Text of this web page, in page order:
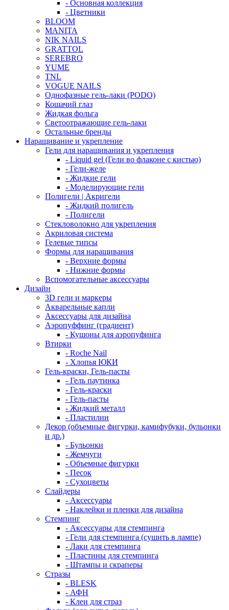
- Основная коллекция
- Цветники
BLOOM
MANITA
NIK NAILS
GRATTOL
SEREBRO
YUME
TNL
VOGUE NAILS
Однофазные гель-лаки (PODO)
Кошачий глаз
Жидкая фольга
Светоотражающие гель-лаки
Остальные бренды
Наращивание и укрепление
Гели для наращивания и укрепления
- Liquid gel (Гели во флаконе с кистью)
- Гели-желе
- Жидкие гели
- Моделирующие гели
Полигели | Акригели
- Жидкий полигель
- Полигели
Стекловолокно для укрепления
Акриловая система
Гелевые типсы
Формы для наращивания
- Верхние формы
- Нижние формы
Вспомогательные аксессуары
Дизайн
3D гели и маркеры
Акварельные капли
Аксессуары для дизайна
Аэропуффинг (градиент)
- Кушоны для аэропуфинга
Втирки
- Roche Nail
- Хлопья ЮКИ
Гель-краски, Гель-пасты
- Гель паутинка
- Гель-краски
- Гель-пасты
- Жидкий металл
- Пластилин
Декор (объемные фигурки, камифубуки, бульонки
и др.)
- Бульонки
- Жемчуги
- Объемные фигурки
- Песок
- Сухоцветы
Слайдеры
- Аксессуары
- Наклейки и пленки для дизайна
Стемпинг
- Аксессуары для стемпинга
- Гели для стемпинга (сушить в лампе)
- Лаки для стемпинга
- Пластины для стемпинга
- Штампы и скраперы
Стразы
- BLESK
- АФН
- Клеи для страз